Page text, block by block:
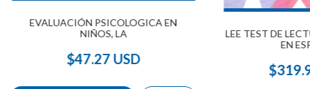
EVALUACIÓN PSICOLOGICA EN
NIÑOS, LA
$47.27 USD
LEE TEST DE
EN